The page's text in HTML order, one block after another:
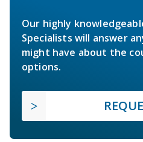
Our highly
Specialists will answer
might have about the
options.